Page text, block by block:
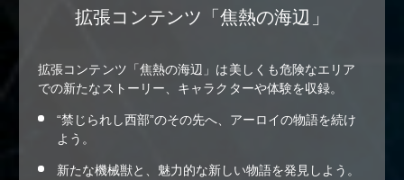
拡張コンテンツ「焦熱の海辺」
拡張コンテンツ「焦熱の海辺」は美しくも危険なエリア
での新たなストーリー、キャラクターや体験を収録。
“禁じられし西部”のその先へ、アーロイの物語を続け
よう。
新たな機械獣と、魅力的な新しい物語を発見しよう。